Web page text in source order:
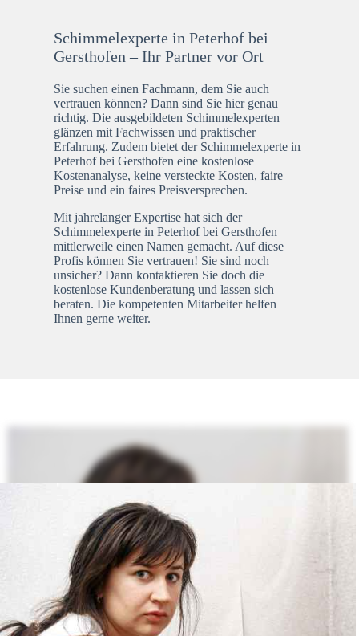
Schimmelexperte in Peterhof bei
Gersthofen – Ihr Partner vor Ort
Sie suchen einen Fachmann, dem Sie auch
vertrauen können? Dann sind Sie hier genau
richtig. Die ausgebildeten Schimmelexperten
glänzen mit Fachwissen und praktischer
Erfahrung. Zudem bietet der Schimmelexperte in
Peterhof bei Gersthofen eine kostenlose
Kostenanalyse, keine versteckte Kosten, faire
Preise und ein faires Preisversprechen.
Mit jahrelanger Expertise hat sich der
Schimmelexperte in Peterhof bei Gersthofen
mittlerweile einen Namen gemacht. Auf diese
Profis können Sie vertrauen! Sie sind noch
unsicher? Dann kontaktieren Sie doch die
kostenlose Kundenberatung und lassen sich
beraten. Die kompetenten Mitarbeiter helfen
Ihnen gerne weiter.